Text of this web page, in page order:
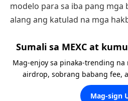
modelo para sa iba pang mga
alang ang katulad na mga
Sumali sa MEXC at
Mag-enjoy sa pinaka-trending na
airdrop, sobrang babang fee,
Mag-sign